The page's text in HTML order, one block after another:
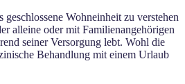
Wohneinheit zu verstehen
alleine oder mit Familienangehörigen
seiner Versorgung lebt. Wohl die
Behandlung mit einem Urlaub